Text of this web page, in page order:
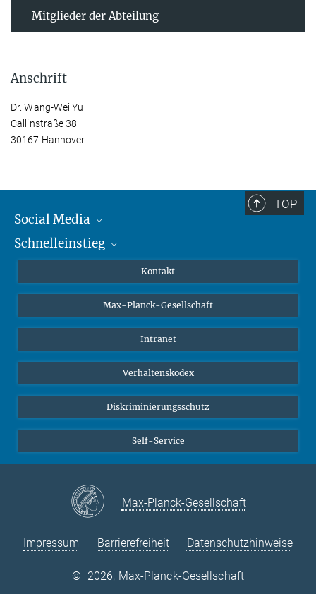
Mitglieder der Abteilung
Anschrift
Dr. Wang-Wei Yu
Callinstraße 38
30167 Hannover
TOP
Social Media
Mastodon
Schnelleinstieg
Studierende
Schüler*innen
Öffentlichkeit
Alumnae | Alumni
Kontakt
Max-Planck-Gesellschaft
Intranet
Verhaltenskodex
Diskriminierungsschutz
Self-Service
Max-Planck-Gesellschaft
Impressum Barrierefreiheit Datenschutzhinweise
© 2026, Max-Planck-Gesellschaft